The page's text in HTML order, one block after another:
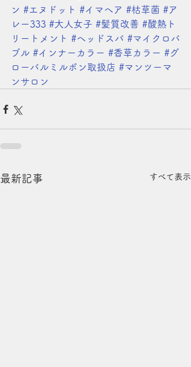
ン #エヌドット #イマヘア #枯草菌 #ア
レー333 #大人女子 #髪質改善 #酸熱ト
リートメント #ヘッドスパ #マイクロバ
ブル #インナーカラー #香草カラー #グ
ローバルミルボン取扱店 #マンツーマ
ンサロン
最新記事 すべて表示